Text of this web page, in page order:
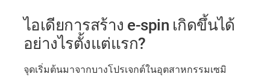
ไอเดียการสร้าง e-spin เกิดขึ้นได้
อย่างไรตั้งแต่แรก?
จุดเริ่มต้นมาจากบางโปรเจกต์ในอุตสาหกรรมเซมิ